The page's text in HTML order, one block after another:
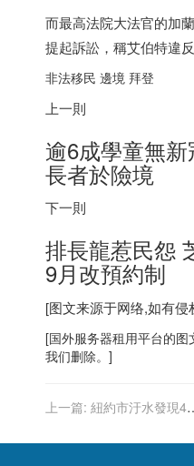
而最高法院大法官的加
提起訴訟，稱艾伯特違反
非法移民 邊境 拜登
上一則
逾6成學童無
長者於險境
下一則
排長龍惹民怨
9月改預約制
[图文来源于网络,如有侵
[国外服务器租用平台的图
我们删除。]
上一篇: 紐約市汙水發現4